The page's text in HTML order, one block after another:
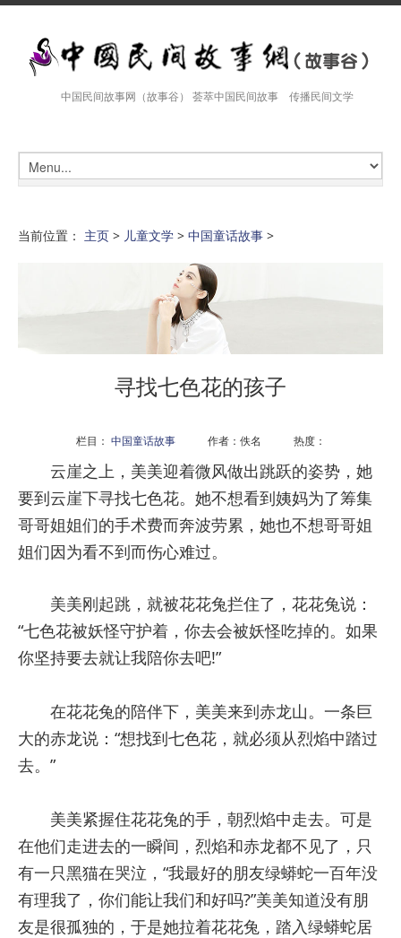
中国民间故事网（故事谷） 荟萃中国民间故事 传播民间文学
当前位置： 主页 > 儿童文学 > 中国童话故事 >
寻找七色花的孩子
栏目： 中国童话故事作者：佚名 热度：
云崖之上，美美迎着微风做出跳跃的姿势，她
要到云崖下寻找七色花。她不想看到姨妈为了筹集
哥哥姐姐们的手术费而奔波劳累，她也不想哥哥姐
姐们因为看不到而伤心难过。
美美刚起跳，就被花花兔拦住了，花花兔说：
“七色花被妖怪守护着，你去会被妖怪吃掉的。如果
你坚持要去就让我陪你去吧!”
在花花兔的陪伴下，美美来到赤龙山。一条巨
大的赤龙说：“想找到七色花，就必须从烈焰中踏过
去。”
美美紧握住花花兔的手，朝烈焰中走去。可是
在他们走进去的一瞬间，烈焰和赤龙都不见了，只
有一只黑猫在哭泣，“我最好的朋友绿蟒蛇一百年没
有理我了，你们能让我们和好吗?”美美知道没有朋
友是很孤独的，于是她拉着花花兔，踏入绿蟒蛇居